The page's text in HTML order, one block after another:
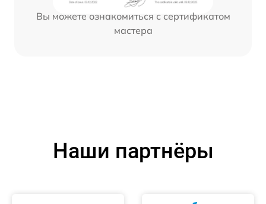
Вы можете ознакомиться с сертификатом
мастера
Наши партнёры